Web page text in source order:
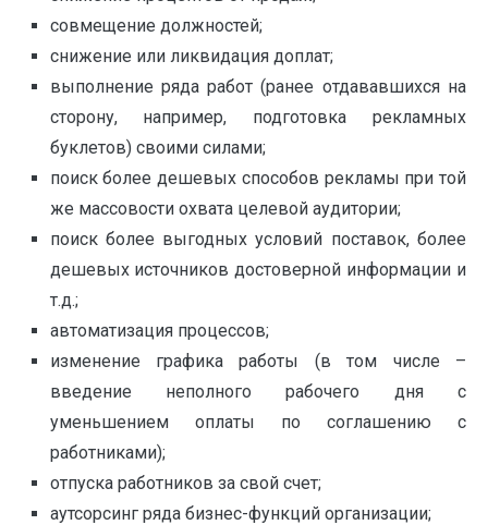
совмещение должностей;
снижение или ликвидация доплат;
выполнение ряда работ (ранее отдававшихся на
сторону, например, подготовка рекламных
буклетов) своими силами;
поиск более дешевых способов рекламы при той
же массовости охвата целевой аудитории;
поиск более выгодных условий поставок, более
дешевых источников достоверной информации и
т.д.;
автоматизация процессов;
изменение графика работы (в том числе –
введение неполного рабочего дня с
уменьшением оплаты по соглашению с
работниками);
отпуска работников за свой счет;
аутсорсинг ряда бизнес-функций организации;